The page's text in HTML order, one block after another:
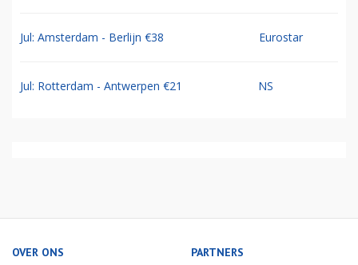
Jul: Amsterdam - Berlijn €38 Eurostar
Jul: Rotterdam - Antwerpen €21 NS
OVER ONS PARTNERS